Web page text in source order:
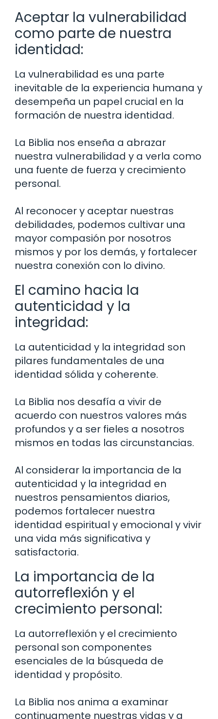
Aceptar la vulnerabilidad
como parte de nuestra
identidad:
La vulnerabilidad es una parte
inevitable de la experiencia humana y
desempeña un papel crucial en la
formación de nuestra identidad.
La Biblia nos enseña a abrazar
nuestra vulnerabilidad y a verla como
una fuente de fuerza y crecimiento
personal.
Al reconocer y aceptar nuestras
debilidades, podemos cultivar una
mayor compasión por nosotros
mismos y por los demás, y fortalecer
nuestra conexión con lo divino.
El camino hacia la
autenticidad y la
integridad:
La autenticidad y la integridad son
pilares fundamentales de una
identidad sólida y coherente.
La Biblia nos desafía a vivir de
acuerdo con nuestros valores más
profundos y a ser fieles a nosotros
mismos en todas las circunstancias.
Al considerar la importancia de la
autenticidad y la integridad en
nuestros pensamientos diarios,
podemos fortalecer nuestra
identidad espiritual y emocional y vivir
una vida más significativa y
satisfactoria.
La importancia de la
autorreflexión y el
crecimiento personal:
La autorreflexión y el crecimiento
personal son componentes
esenciales de la búsqueda de
identidad y propósito.
La Biblia nos anima a examinar
continuamente nuestras vidas y a